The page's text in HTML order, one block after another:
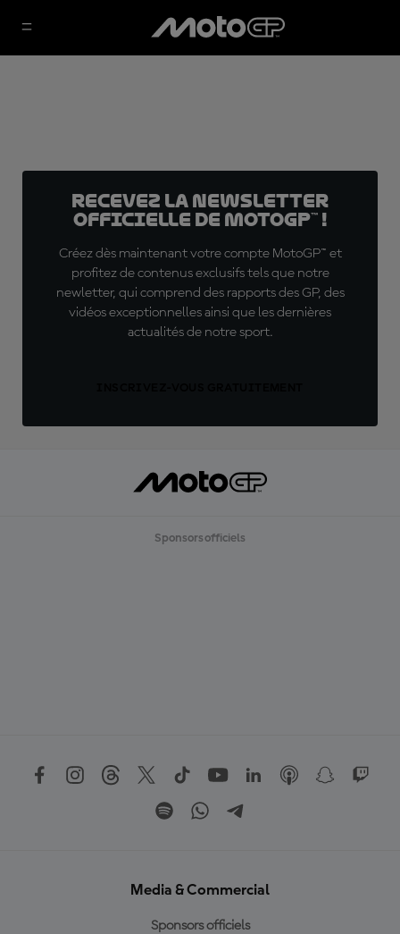
Recevez la Newsletter
officielle de MotoGP™ !
Créez dès maintenant votre compte MotoGP™ et
profitez de contenus exclusifs tels que notre
newletter, qui comprend des rapports des GP, des
vidéos exceptionnelles ainsi que les dernières
actualités de notre sport.
Sponsors officiels
Media & Commercial
Sponsors officiels